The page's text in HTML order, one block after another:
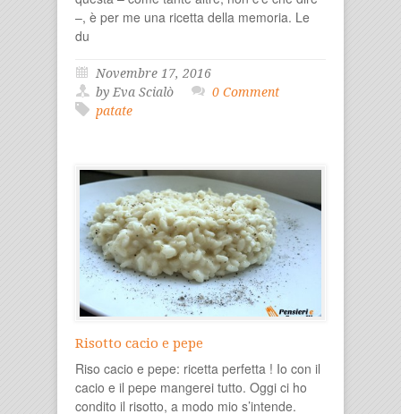
–, è per me una ricetta della memoria. Le
du
Novembre 17, 2016
by Eva Scialò
0 Comment
patate
Risotto cacio e pepe
Riso cacio e pepe: ricetta perfetta ! Io con il
cacio e il pepe mangerei tutto. Oggi ci ho
condito il risotto, a modo mio s’intende.